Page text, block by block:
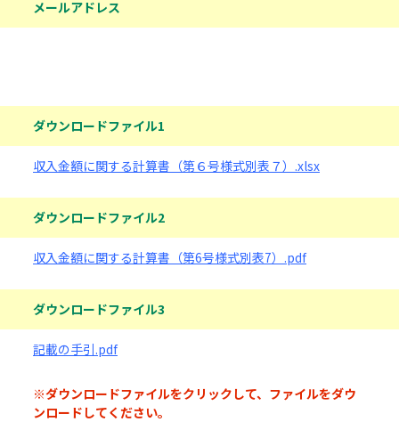
メールアドレス
ダウンロードファイル1
収入金額に関する計算書（第６号様式別表７）.xlsx
ダウンロードファイル2
収入金額に関する計算書（第6号様式別表7）.pdf
ダウンロードファイル3
記載の手引.pdf
※ダウンロードファイルをクリックして、ファイルをダウ
ンロードしてください。